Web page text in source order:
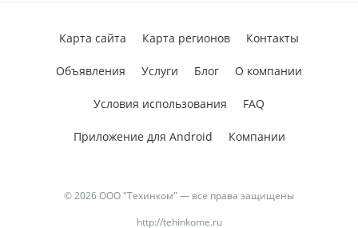
© 2026 ООО "Техинком" — все права защищены
http://tehinkome.ru
Карта сайта Карта регионов Контакты
Объявления Услуги Блог О компании
Условия использования FAQ
Приложение для Android Компании